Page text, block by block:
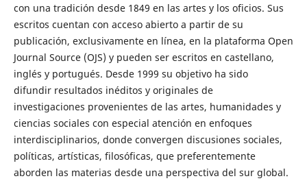
con una tradición desde 1849 en las artes y los oficios. Sus
escritos cuentan con acceso abierto a partir de su
publicación, exclusivamente en línea, en la plataforma Open
Journal Source (OJS) y pueden ser escritos en castellano,
inglés y portugués. Desde 1999 su objetivo ha sido
difundir resultados inéditos y originales de
investigaciones provenientes de las artes, humanidades y
ciencias sociales con especial atención en enfoques
interdisciplinarios, donde convergen discusiones sociales,
políticas, artísticas, filosóficas, que preferentemente
aborden las materias desde una perspectiva del sur global.